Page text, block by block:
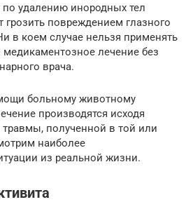
удалению инородных тел
повреждением глазного
в коем случае нельзя применять
лечение без
врача.
больному животному
производятся исходя
полученной в той или
наиболее
из реальной жизни.